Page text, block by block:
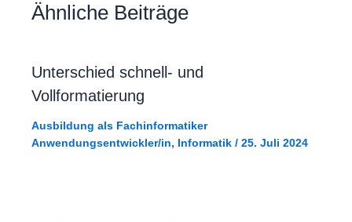
Ähnliche Beiträge
Unterschied schnell- und
Vollformatierung
Ausbildung als Fachinformatiker
Anwendungsentwickler/in, Informatik / 25. Juli 2024